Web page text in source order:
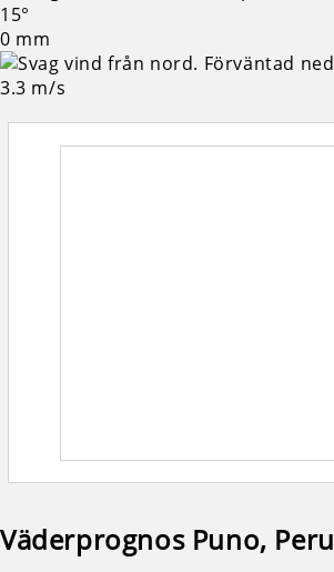
15°
0 mm
3.3 m/s
Väderprognos Puno, Peru